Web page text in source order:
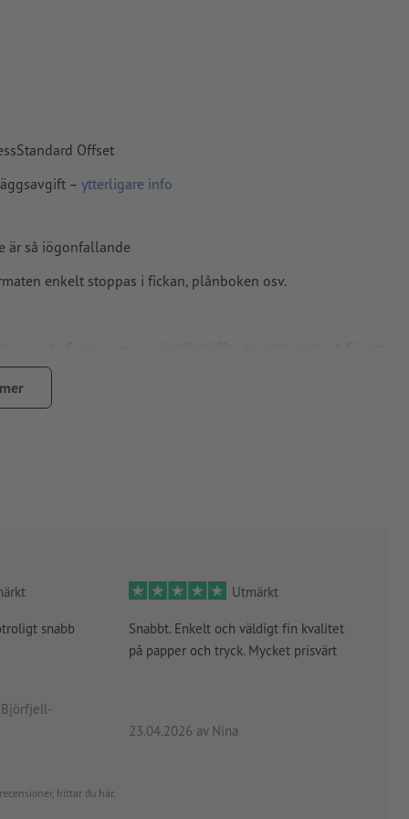
Offset
– ytterligare info
är så iögonfallande
enkelt stoppas i fickan, plånboken osv.
snabb
Björfjell-
Utmärkt
Snabbt. Enkelt och väldigt fin kvalitet
på papper och tryck. Mycket prisvärt
23.04.2026 av Nina
hittar du här.